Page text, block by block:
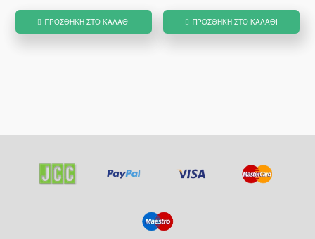
€13.00.
είναι:
ΠΡΟΣΘΉΚΗ ΣΤΟ ΚΑΛΆΘΙ
€15.90.
είναι:
ΠΡΟΣΘΉΚΗ ΣΤΟ ΚΑΛΆΘΙ